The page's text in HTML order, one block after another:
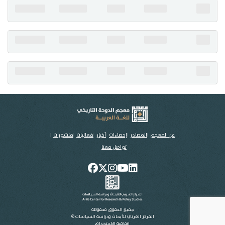
عن المعجم المصادر إحصاءات أخبار فعاليات منشورات
تواصل معنا
جميع الحقوق محفوظة
المركز العربي للأبحاث ودراسة السياسات ©